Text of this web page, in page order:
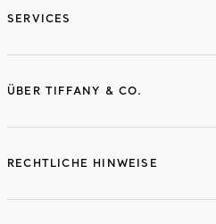
SERVICES
ÜBER TIFFANY & CO.
RECHTLICHE HINWEISE